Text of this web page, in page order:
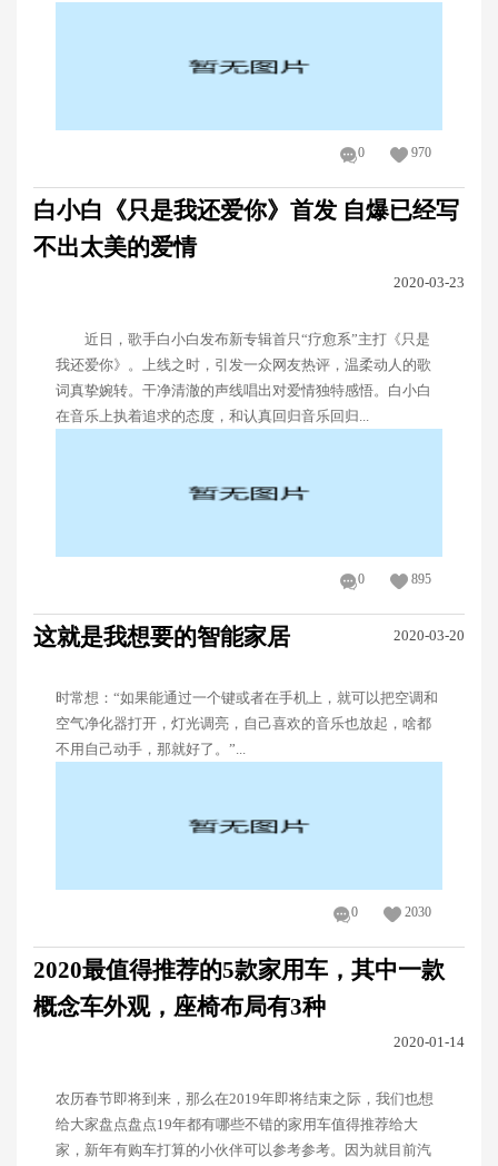
0 970
白小白《只是我还爱你》首发 自爆已经写
不出太美的爱情
2020-03-23
近日，歌手白小白发布新专辑首只“疗愈系”主打《只是
我还爱你》。上线之时，引发一众网友热评，温柔动人的歌
词真挚婉转。干净清澈的声线唱出对爱情独特感悟。白小白
在音乐上执着追求的态度，和认真回归音乐回归...
0 895
这就是我想要的智能家居 2020-03-20
时常想：“如果能通过一个键或者在手机上，就可以把空调和
空气净化器打开，灯光调亮，自己喜欢的音乐也放起，啥都
不用自己动手，那就好了。”...
0 2030
2020最值得推荐的5款家用车，其中一款
概念车外观，座椅布局有3种
2020-01-14
农历春节即将到来，那么在2019年即将结束之际，我们也想
给大家盘点盘点19年都有哪些不错的家用车值得推荐给大
家，新年有购车打算的小伙伴可以参考参考。因为就目前汽